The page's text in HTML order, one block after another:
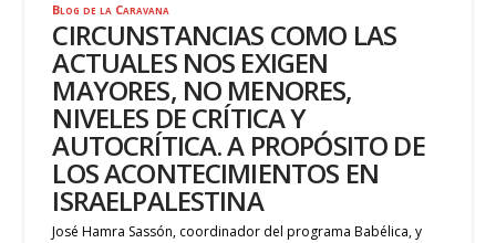
Blog de la Caravana
CIRCUNSTANCIAS COMO LAS
ACTUALES NOS EXIGEN
MAYORES, NO MENORES,
NIVELES DE CRÍTICA Y
AUTOCRÍTICA. A PROPÓSITO DE
LOS ACONTECIMIENTOS EN
ISRAELPALESTINA
José Hamra Sassón, coordinador del programa Babélica, y